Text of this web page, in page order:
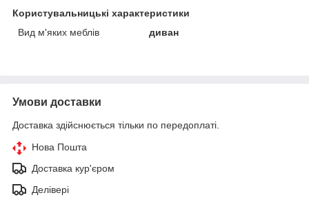
Користувальницькі характеристики
Вид м'яких меблів
диван
Умови доставки
Доставка здійснюється тільки по передоплаті.
Нова Пошта
Доставка кур'єром
Делівері